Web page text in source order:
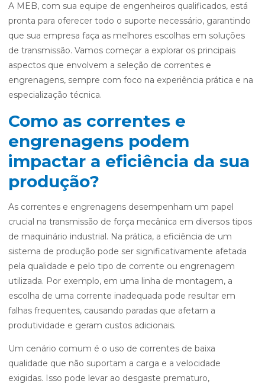
A MEB, com sua equipe de engenheiros qualificados, está
pronta para oferecer todo o suporte necessário, garantindo
que sua empresa faça as melhores escolhas em soluções
de transmissão. Vamos começar a explorar os principais
aspectos que envolvem a seleção de correntes e
engrenagens, sempre com foco na experiência prática e na
especialização técnica.
Como as correntes e
engrenagens podem
impactar a eficiência da sua
produção?
As correntes e engrenagens desempenham um papel
crucial na transmissão de força mecânica em diversos tipos
de maquinário industrial. Na prática, a eficiência de um
sistema de produção pode ser significativamente afetada
pela qualidade e pelo tipo de corrente ou engrenagem
utilizada. Por exemplo, em uma linha de montagem, a
escolha de uma corrente inadequada pode resultar em
falhas frequentes, causando paradas que afetam a
produtividade e geram custos adicionais.
Um cenário comum é o uso de correntes de baixa
qualidade que não suportam a carga e a velocidade
exigidas. Isso pode levar ao desgaste prematuro,